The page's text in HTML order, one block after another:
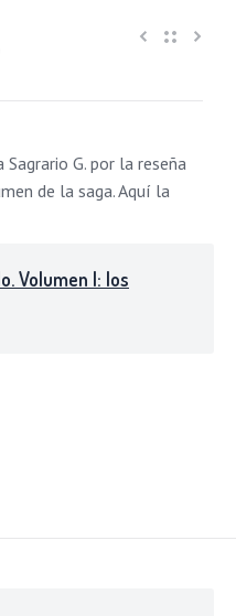
G. por la reseña
de la saga. Aquí la
Volumen I: los